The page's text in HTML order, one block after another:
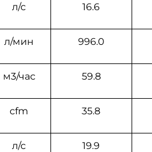
л/с 16.6
л/мин 996.0
м3/час 59.8
cfm 35.8
л/с 19.9